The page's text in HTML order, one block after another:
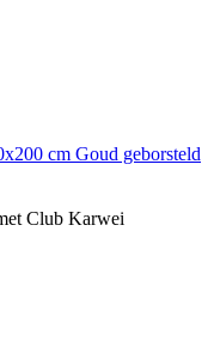
cm Goud geborsteld
Club Karwei